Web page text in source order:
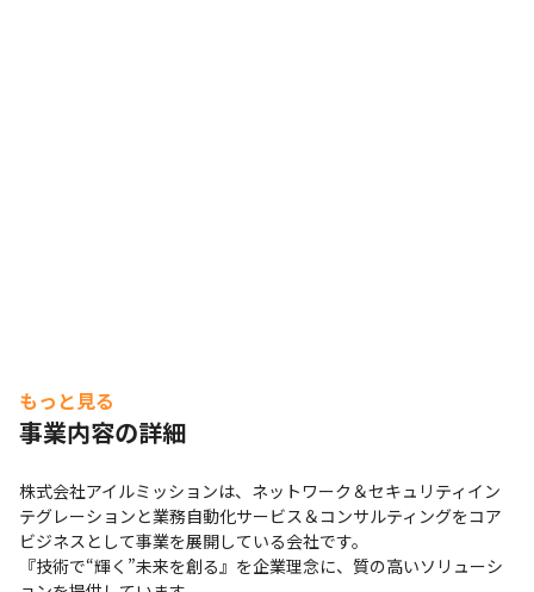
もっと見る
事業内容の詳細
株式会社アイルミッションは、ネットワーク＆セキュリティイン
テグレーションと業務自動化サービス＆コンサルティングをコア
ビジネスとして事業を展開している会社です。
『技術で“輝く”未来を創る』を企業理念に、質の高いソリューシ